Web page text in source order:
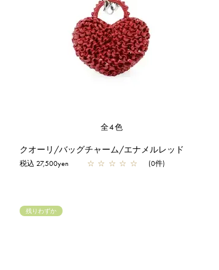
全4色
クオーリ/バッグチャーム/エナメルレッド
税込 27,500yen ☆ ☆ ☆ ☆ ☆ (0件)
残りわずか